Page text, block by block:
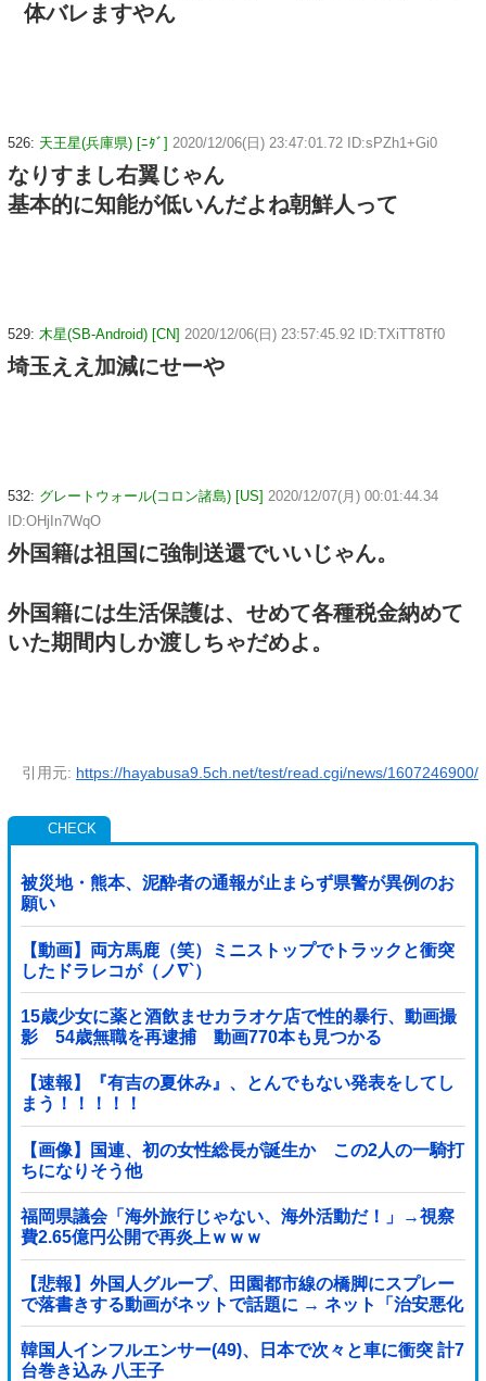
体バレますやん
526: 天王星(兵庫県) [ﾆﾀﾞ] 2020/12/06(日) 23:47:01.72 ID:sPZh1+Gi0
なりすまし右翼じゃん
基本的に知能が低いんだよね朝鮮人って
529: 木星(SB-Android) [CN] 2020/12/06(日) 23:57:45.92 ID:TXiTT8Tf0
埼玉ええ加減にせーや
532: グレートウォール(コロン諸島) [US] 2020/12/07(月) 00:01:44.34
ID:OHjIn7WqO
外国籍は祖国に強制送還でいいじゃん。
外国籍には生活保護は、せめて各種税金納めて
いた期間内しか渡しちゃだめよ。
引用元: https://hayabusa9.5ch.net/test/read.cgi/news/1607246900/
被災地・熊本、泥酔者の通報が止まらず県警が異例のお
願い
【動画】両方馬鹿（笑）ミニストップでトラックと衝突
したドラレコが（ノ∇`）
15歳少女に薬と酒飲ませカラオケ店で性的暴行、動画撮
影 54歳無職を再逮捕 動画770本も見つかる
【速報】『有吉の夏休み』、とんでもない発表をしてし
まう！！！！！
【画像】国連、初の女性総長が誕生か この2人の一騎打
ちになりそう他
福岡県議会「海外旅行じゃない、海外活動だ！」→視察
費2.65億円公開で再炎上ｗｗｗ
【悲報】外国人グループ、田園都市線の橋脚にスプレー
で落書きする動画がネットで話題に → ネット「治安悪化
の始まり」
韓国人インフルエンサー(49)、日本で次々と車に衝突 計7
台巻き込み 八王子